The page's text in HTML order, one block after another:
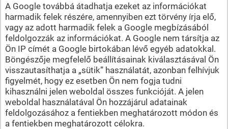
A Google továbbá átadhatja ezeket az információkat
harmadik felek részére, amennyiben ezt törvény írja elő,
vagy az adott harmadik felek a Google megbízásából
feldolgozzák az információkat. A Google nem társítja az
Ön IP címét a Google birtokában lévő egyéb adatokkal.
Böngészője megfelelő beállításainak kiválasztásával Ön
visszautasíthatja a „sütik” használatát, azonban felhívjuk
figyelmét, hogy ez esetben Ön nem fogja tudni
kihasználni jelen weboldal összes funkcióját. A jelen
weboldal használatával Ön hozzájárul adatainak
feldolgozásához a fentiekben meghatározott módon és
a fentiekben meghatározott célokra.